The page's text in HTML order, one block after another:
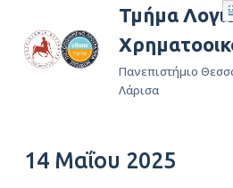
ε
σ
Τμήμα
Πανεπιστήμιο
Λάρισα
14 Μαΐου 2025